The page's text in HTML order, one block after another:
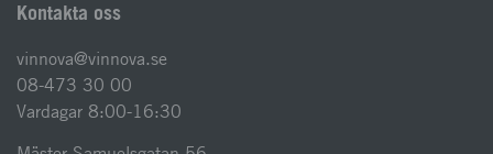
Kontakta oss
vinnova@vinnova.se
08-473 30 00
Vardagar 8:00-16:30